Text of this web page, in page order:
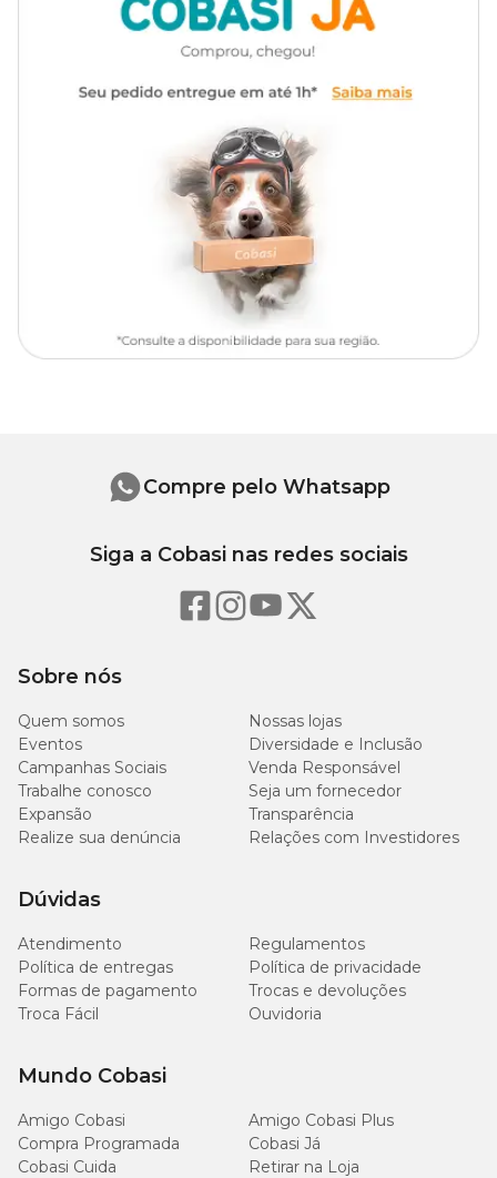
3ml para cada Litro de
água
Sobre nós
Quem somos
Nossas lojas
Eventos
Diversidade e Inclusão
Campanhas Sociais
Venda Responsável
Trabalhe conosco
Seja um fornecedor
Expansão
Transparência
Realize sua denúncia
Relações com Investidores
Dúvidas
Atendimento
Regulamentos
Política de entregas
Política de privacidade
Formas de pagamento
Trocas e devoluções
Troca Fácil
Ouvidoria
Mundo Cobasi
Amigo Cobasi
Amigo Cobasi Plus
Compra Programada
Cobasi Já
Cobasi Cuida
Retirar na Loja
Compre pelo Whatsapp
Siga a Cobasi nas redes sociais